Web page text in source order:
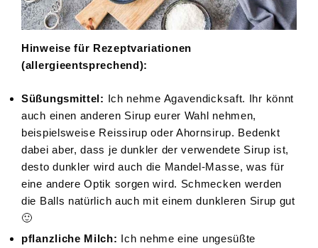
Hinweise für Rezeptvariationen
(allergieentsprechend):
Süßungsmittel: Ich nehme Agavendicksaft. Ihr könnt
auch einen anderen Sirup eurer Wahl nehmen,
beispielsweise Reissirup oder Ahornsirup. Bedenkt
dabei aber, dass je dunkler der verwendete Sirup ist,
desto dunkler wird auch die Mandel-Masse, was für
eine andere Optik sorgen wird. Schmecken werden
die Balls natürlich auch mit einem dunkleren Sirup gut
🙂
pflanzliche Milch: Ich nehme eine ungesüßte